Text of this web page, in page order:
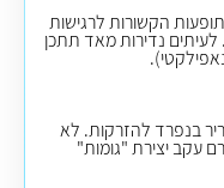
הקשורות לרגישות
נדירות מאד תתכן
בנפרד להזרקות. לא
עקב יצירת "גומות"